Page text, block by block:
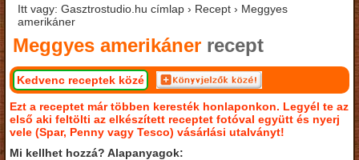
Itt vagy: Gasztrostudio.hu címlap › Recept › Meggyes
amerikáner
Meggyes amerikáner recept
Kedvenc receptek közé
Ezt a receptet már többen keresték honlaponkon. Legyél te az
első aki feltölti az elkészített receptet fotóval együtt és nyerj
vele (Spar, Penny vagy Tesco) vásárlási utalványt!
Mi kellhet hozzá? Alapanyagok: